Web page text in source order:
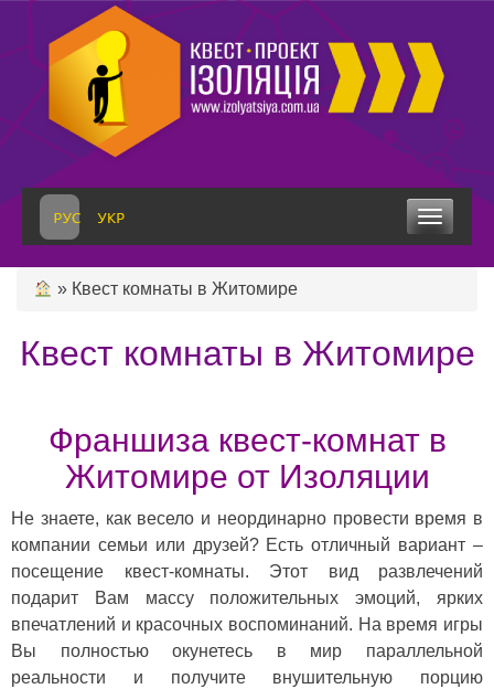
content
Toggle
navigation
» Квест комнаты в Житомире
Квест комнаты в Житомире
Франшиза квест-комнат в
Житомире от Изоляции
Не знаете, как весело и неординарно провести время в
компании семьи или друзей? Есть отличный вариант –
посещение квест-комнаты. Этот вид развлечений
подарит Вам массу положительных эмоций, ярких
впечатлений и красочных воспоминаний. На время игры
Вы полностью окунетесь в мир параллельной
реальности и получите внушительную порцию